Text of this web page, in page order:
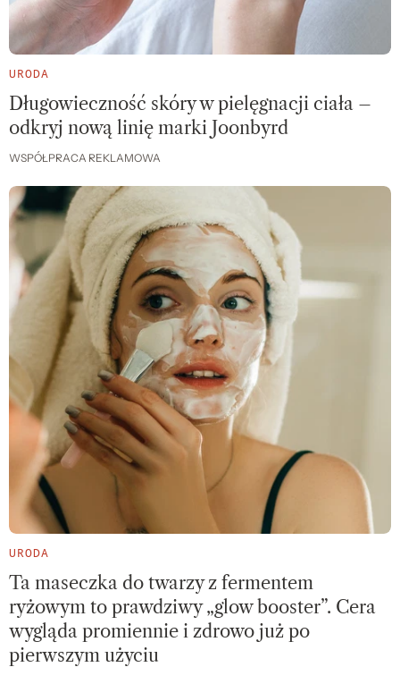
URODA
Długowieczność skóry w pielęgnacji ciała –
odkryj nową linię marki Joonbyrd
WSPÓŁPRACA REKLAMOWA
URODA
Ta maseczka do twarzy z fermentem
ryżowym to prawdziwy „glow booster”. Cera
wygląda promiennie i zdrowo już po
pierwszym użyciu